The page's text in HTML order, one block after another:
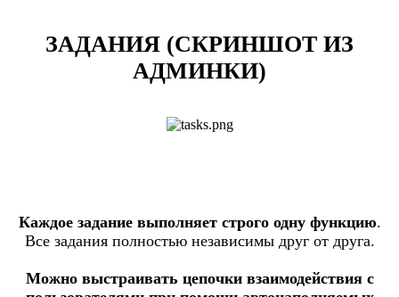
ЗАДАНИЯ (СКРИНШОТ ИЗ
АДМИНКИ)
Каждое задание выполняет строго одну функцию.
Все задания полностью независимы друг от друга.
Можно выстраивать цепочки взаимодействия с